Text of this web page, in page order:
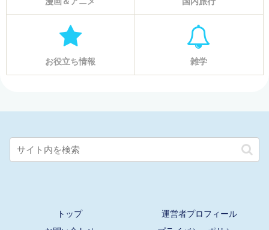
お役立ち情報 雑学
トップ
運営者プロフィール